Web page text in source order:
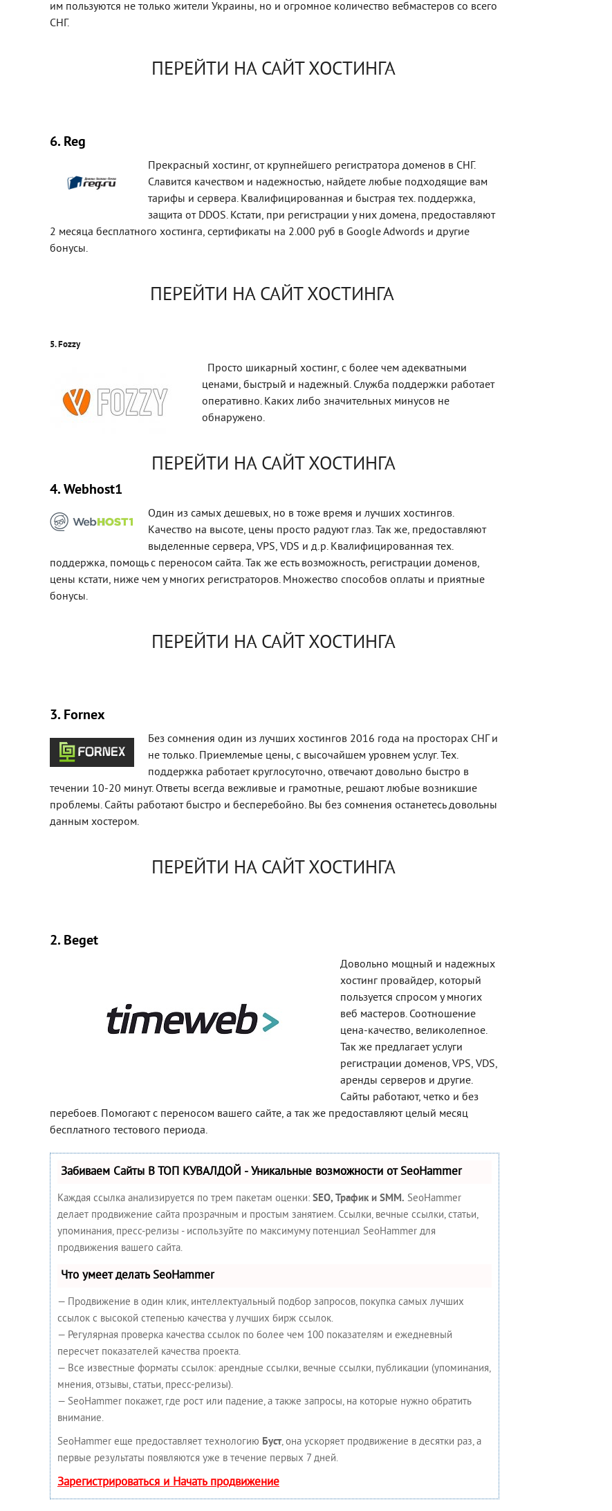
им пользуются не только жители Украины, но и огромное количество вебмастеров со всего
СНГ.
ПЕРЕЙТИ НА САЙТ ХОСТИНГА
6. Reg
Прекрасный хостинг, от крупнейшего регистратора доменов в СНГ.
Славится качеством и надежностью, найдете любые подходящие вам
тарифы и сервера. Квалифицированная и быстрая тех. поддержка,
защита от DDOS. Кстати, при регистрации у них домена, предоставляют
2 месяца бесплатного хостинга, сертификаты на 2.000 руб в Google Adwords и другие
бонусы.
ПЕРЕЙТИ НА САЙТ ХОСТИНГА
5. Fozzy
Просто шикарный хостинг, с более чем адекватными
ценами, быстрый и надежный. Служба поддержки работает
оперативно. Каких либо значительных минусов не
обнаружено.
ПЕРЕЙТИ НА САЙТ ХОСТИНГА
4. Webhost1
Один из самых дешевых, но в тоже время и лучших хостингов.
Качество на высоте, цены просто радуют глаз. Так же, предоставляют
выделенные сервера, VPS, VDS и д.р. Квалифицированная тех.
поддержка, помощь с переносом сайта. Так же есть возможность, регистрации доменов,
цены кстати, ниже чем у многих регистраторов. Множество способов оплаты и приятные
бонусы.
ПЕРЕЙТИ НА САЙТ ХОСТИНГА
3. Fornex
Без сомнения один из лучших хостингов 2016 года на просторах СНГ и
не только. Приемлемые цены, с высочайшем уровнем услуг. Тех.
поддержка работает круглосуточно, отвечают довольно быстро в
течении 10-20 минут. Ответы всегда вежливые и грамотные, решают любые возникшие
проблемы. Сайты работают быстро и бесперебойно. Вы без сомнения останетесь довольны
данным хостером.
ПЕРЕЙТИ НА САЙТ ХОСТИНГА
2. Beget
Довольно мощный и надежных
хостинг провайдер, который
пользуется спросом у многих
веб мастеров. Соотношение
цена-качество, великолепное.
Так же предлагает услуги
регистрации доменов, VPS, VDS,
аренды серверов и другие.
Сайты работают, четко и без
перебоев. Помогают с переносом вашего сайте, а так же предоставляют целый месяц
бесплатного тестового периода.
Забиваем Сайты В ТОП КУВАЛДОЙ - Уникальные возможности от SeoHammer
Каждая ссылка анализируется по трем пакетам оценки: SEO, Трафик и SMM. SeoHammer
делает продвижение сайта прозрачным и простым занятием. Ссылки, вечные ссылки, статьи,
упоминания, пресс-релизы - используйте по максимуму потенциал SeoHammer для
продвижения вашего сайта.
Что умеет делать SeoHammer
— Продвижение в один клик, интеллектуальный подбор запросов, покупка самых лучших
ссылок с высокой степенью качества у лучших бирж ссылок.
— Регулярная проверка качества ссылок по более чем 100 показателям и ежедневный
пересчет показателей качества проекта.
— Все известные форматы ссылок: арендные ссылки, вечные ссылки, публикации (упоминания,
мнения, отзывы, статьи, пресс-релизы).
— SeoHammer покажет, где рост или падение, а также запросы, на которые нужно обратить
внимание.
SeoHammer еще предоставляет технологию Буст, она ускоряет продвижение в десятки раз, а
первые результаты появляются уже в течение первых 7 дней.
Зарегистрироваться и Начать продвижение